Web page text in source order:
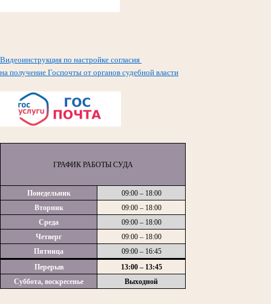
Видеоинструкция по настройке согласия
на получение Госпочты от органов судебной власти
ГРАФИК РАБОТЫ СУДА
Понедельник
09:00 – 18:00
Вторник
09:00 – 18:00
Среда
09:00 – 18:00
Четверг
09:00 – 18:00
Пятница
09:00 – 16:45
Перерыв
13:00 – 13:45
Суббота, воскресенье
Выходной